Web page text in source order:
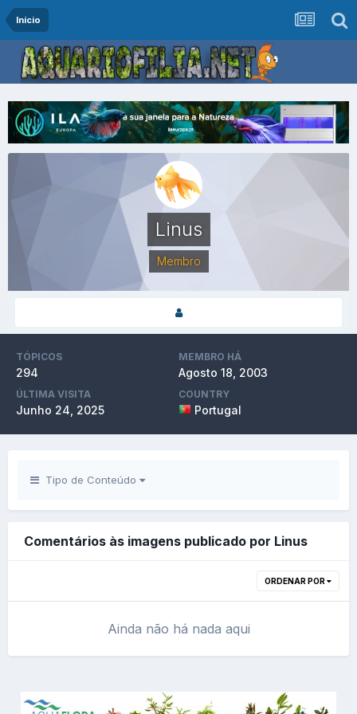
Início
Linus
Membro
TÓPICOS
294
MEMBRO HÁ
Agosto 18, 2003
ÚLTIMA VISITA
Junho 24, 2025
COUNTRY
Portugal
Tipo de Conteúdo
Comentários às imagens publicado por Linus
ORDENAR POR
Ainda não há nada aqui